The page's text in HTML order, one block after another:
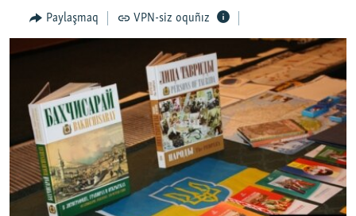
İNSAN AQLARI
VİDEO
SÜRET
BLOGLAR
FİKİR
Русский
Українською
Paylaşmaq VPN-siz oquñız